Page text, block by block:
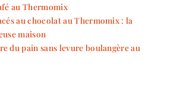
au Thermomix
au chocolat au Thermomix : la
maison
du pain sans levure boulangère au